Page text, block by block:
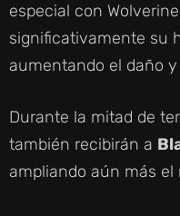
especial con
significativamente su
aumentando el daño
Durante la mitad de
también recibirán a
ampliando aún más el